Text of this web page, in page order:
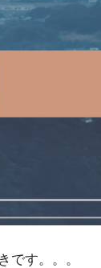
です。。。